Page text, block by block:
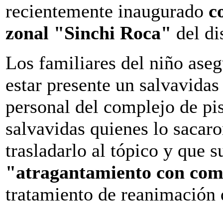
recientemente inaugurado
zonal "Sinchi Roca" del
Los familiares del niño
estar presente un
personal del complejo de
salvavidas quienes lo
trasladarlo al tópico y que
"atragantamiento con
tratamiento de